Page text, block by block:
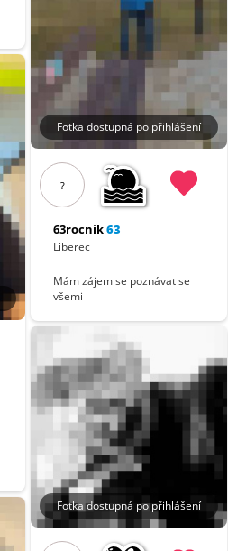
Fotka dostupná po přihlášení
?
63rocnik63
Liberec
Mám zájem se poznávat se
všemi
Fotka dostupná po přihlášení